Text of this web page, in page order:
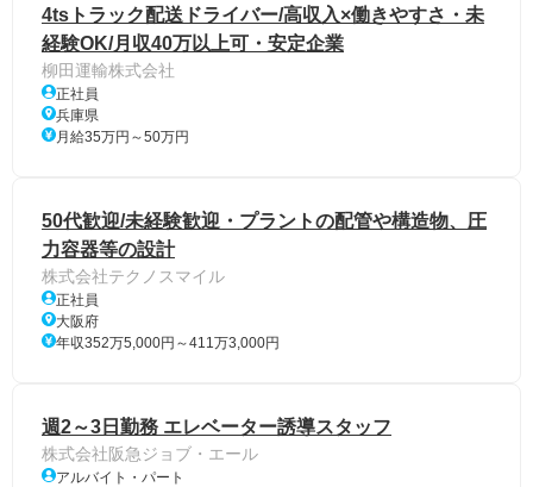
4tsトラック配送ドライバー/高収入×働きやすさ・未
経験OK/月収40万以上可・安定企業
柳田運輸株式会社
正社員
兵庫県
月給35万円～50万円
50代歓迎/未経験歓迎・プラントの配管や構造物、圧
力容器等の設計
株式会社テクノスマイル
正社員
大阪府
年収352万5,000円～411万3,000円
週2～3日勤務 エレベーター誘導スタッフ
株式会社阪急ジョブ・エール
アルバイト・パート